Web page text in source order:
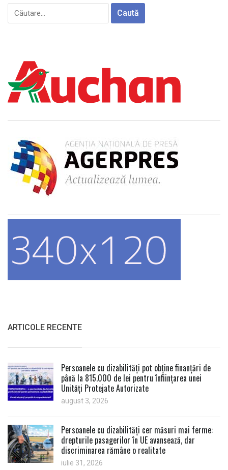
Caută
după:
ARTICOLE RECENTE
Persoanele cu dizabilități pot obține finanțări de
până la 815.000 de lei pentru înființarea unei
Unități Protejate Autorizate
august 3, 2026
Persoanele cu dizabilități cer măsuri mai ferme:
drepturile pasagerilor în UE avansează, dar
discriminarea rămâne o realitate
iulie 31, 2026